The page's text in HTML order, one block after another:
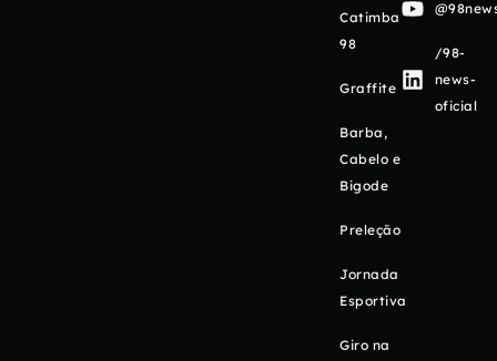
Catimba
98
Graffite
Barba,
Cabelo e
Bigode
Preleção
Jornada
Esportiva
Giro na
/98-
news-
oficial